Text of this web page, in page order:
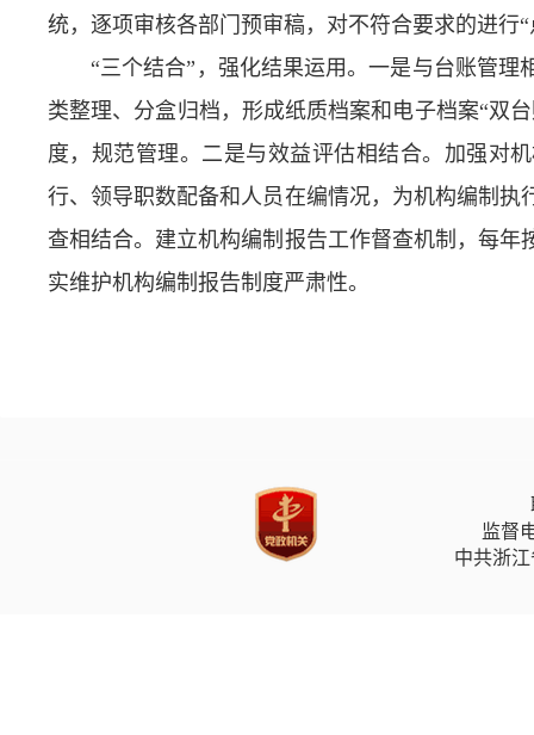
统，逐项审核各部门预审稿，对不符合要求的进行
“三个结合”，强化结果运用。一是与台账管
类整理、分盒归档，形成纸质档案和电子档案“双
度，规范管理。二是与效益评估相结合。加强对
行、领导职数配备和人员在编情况，为机构编制
查相结合。建立机构编制报告工作督查机制，每
实维护机构编制报告制度严肃性。
监督
中共浙